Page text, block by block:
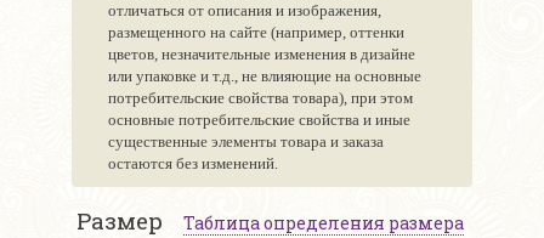
отличаться от описания и изображения,
размещенного на сайте (например, оттенки
цветов, незначительные изменения в дизайне
или упаковке и т.д., не влияющие на основные
потребительские свойства товара), при этом
основные потребительские свойства и иные
существенные элементы товара и заказа
остаются без изменений.
Размер Таблица определения размера